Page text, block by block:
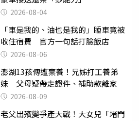
2026-08-04
「車是我的、油也是我的」睡車竟被
收住宿費 官方一句話打臉飯店
2026-08-06
澎湖13孩傳遭棄養！兄姊打工養弟
妹 父母疑帶走證件、補助款離家
2026-08-09
老父出殯變爭產大戰！大女兒「堵門